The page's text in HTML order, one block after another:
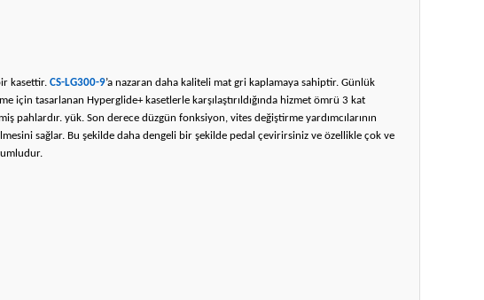
kasettir. CS-LG300-9’a nazaran daha kaliteli mat gri kaplamaya sahiptir. Günlük
için tasarlanan Hyperglide+ kasetlerle karşılaştırıldığında hizmet ömrü 3 kat
pahlardır. yük. Son derece düzgün fonksiyon, vites değiştirme yardımcılarının
sağlar. Bu şekilde daha dengeli bir şekilde pedal çevirirsiniz ve özellikle çok ve